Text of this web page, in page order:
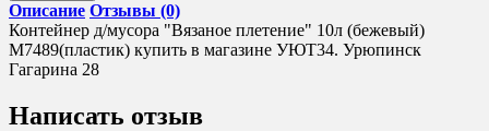
Описание Отзывы (0)
Контейнер д/мусора "Вязаное плетение" 10л (бежевый)
М7489(пластик) купить в магазине УЮТ34. Урюпинск
Гагарина 28
Написать отзыв